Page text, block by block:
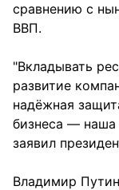
сравнению с
ВВП.
"Вкладывать
развитие
надёжная
бизнеса — наша
заявил
Владимир